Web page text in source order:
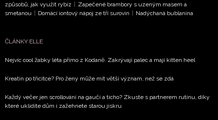
způsobů, jak využít rybíz | Zapečené brambory s uzeným masem a
smetanou | Domácí iontový nápoj ze tří surovin | Nadýchaná bublanina
ČLÁNKY ELLE
Nejvíc cool žabky léta přímo z Kodaně. Zakrývají palec a mají kitten heel
Kreatin po třicítce? Pro ženy může mít větší význam, než se zdá
Každý večer jen scrollování na gauči a ticho? Zkuste s partnerem rutinu, díky
které uklidíte dům i zažehnete starou jiskru